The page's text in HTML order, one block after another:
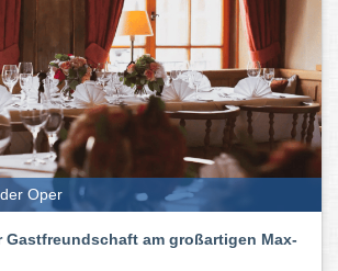
Oper
Gastfreundschaft am großartigen Max-